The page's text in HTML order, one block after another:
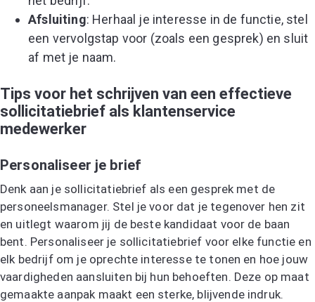
Afsluiting: Herhaal je interesse in de functie, stel
een vervolgstap voor (zoals een gesprek) en sluit
af met je naam.
Tips voor het schrijven van een effectieve
sollicitatiebrief als klantenservice
medewerker
Personaliseer je brief
Denk aan je sollicitatiebrief als een gesprek met de
personeelsmanager. Stel je voor dat je tegenover hen zit
en uitlegt waarom jij de beste kandidaat voor de baan
bent. Personaliseer je sollicitatiebrief voor elke functie en
elk bedrijf om je oprechte interesse te tonen en hoe jouw
vaardigheden aansluiten bij hun behoeften. Deze op maat
gemaakte aanpak maakt een sterke, blijvende indruk.